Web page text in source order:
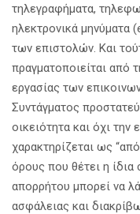
τηλεγραφήματα,
ηλεκτρονικά μηνύματα
των επιστολών. Και
πραγματοποιείται από
εργασίας των
Συντάγματος
οικειότητα και όχι την
χαρακτηρίζεται ως
όρους που θέτει η ίδια
απορρήτου μπορεί να
ασφάλειας και